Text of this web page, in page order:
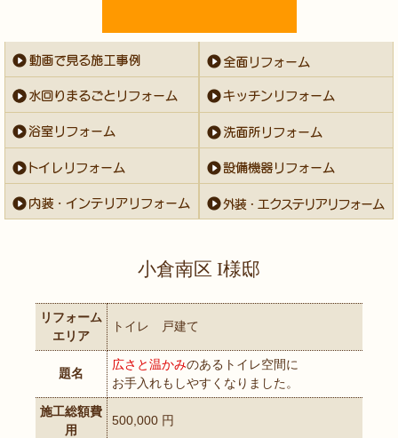
小倉南区 I様邸
リフォーム
エリア
トイレ 戸建て
題名
広さと温かみのあるトイレ空間に
お手入れもしやすくなりました。
施工総額費
用
500,000 円